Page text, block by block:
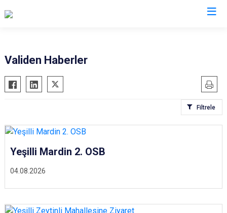
Validen Haberler
Filtrele
04.08.2026
Yeşilli Mardin 2. OSB